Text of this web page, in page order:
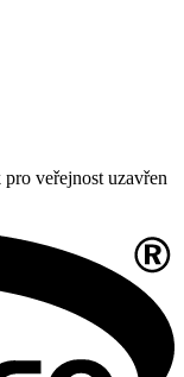
veřejnost uzavřen